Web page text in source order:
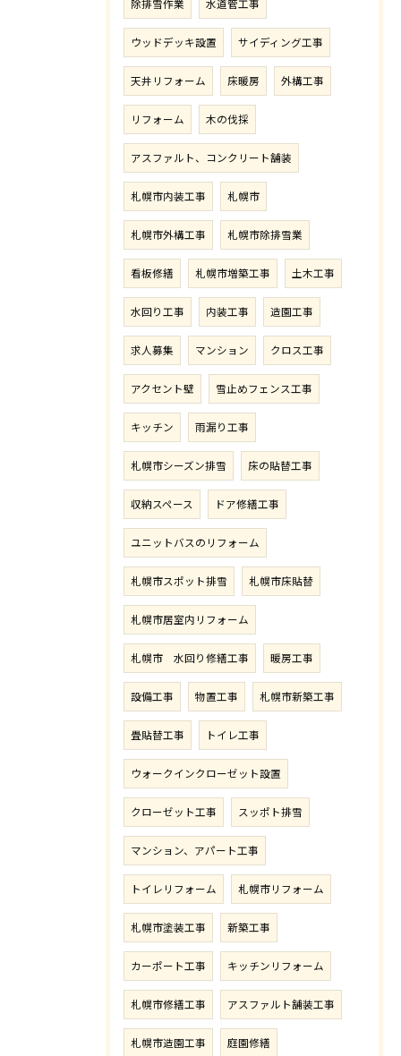
除排雪作業 水道管工事
ウッドデッキ設置 サイディング工事
天井リフォーム 床暖房 外構工事
リフォーム 木の伐採
アスファルト、コンクリート舗装
札幌市内装工事 札幌市
札幌市外構工事 札幌市除排雪業
看板修繕 札幌市増築工事 土木工事
水回り工事 内装工事 造園工事
求人募集 マンション クロス工事
アクセント壁 雪止めフェンス工事
キッチン 雨漏り工事
札幌市シーズン排雪 床の貼替工事
収納スペース ドア修繕工事
ユニットバスのリフォーム
札幌市スポット排雪 札幌市床貼替
札幌市居室内リフォーム
札幌市 水回り修繕工事 暖房工事
設備工事 物置工事 札幌市新築工事
畳貼替工事 トイレ工事
ウォークインクローゼット設置
クローゼット工事 スッポト排雪
マンション、アパート工事
トイレリフォーム 札幌市リフォーム
札幌市塗装工事 新築工事
カーポート工事 キッチンリフォーム
札幌市修繕工事 アスファルト舗装工事
札幌市造園工事 庭園修繕